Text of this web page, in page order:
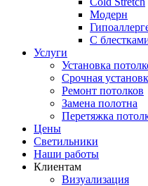
Модерн
С
Услуги
Установка
Срочная
Ремонт потолков
Замена полотна
Перетяжка
Цены
Светильники
Наши работы
Клиентам
Визуализация